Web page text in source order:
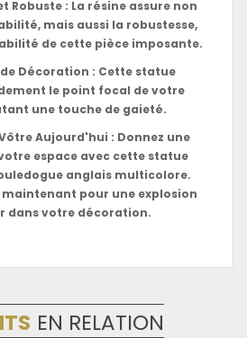
Robuste : La résine assure non
mais aussi la robustesse,
de cette pièce imposante.
Décoration : Cette statue
le point focal de votre
une touche de gaieté.
Aujourd'hui : Donnez une
espace avec cette statue
anglais multicolore.
pour une explosion
dans votre décoration.
EN RELATION